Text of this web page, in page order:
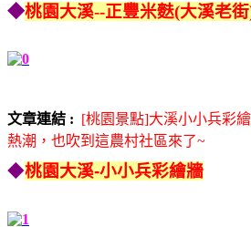
◆桃園大溪--正豐米麩(大溪老
文章連結 : [桃園景點]大溪小小兵彩
熱潮，也吹到這農村社區來了~
◆桃園大溪-小小兵彩繪牆